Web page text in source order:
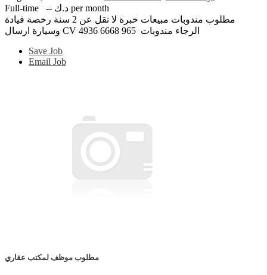
Full-time
-- د.ك per month
مطلوب مندوبات مبيعات خبرة لا تقل عن 2 سنة رخصة قيادة
Save Job
Email Job
مطلوب موظف لمكتب عقاري